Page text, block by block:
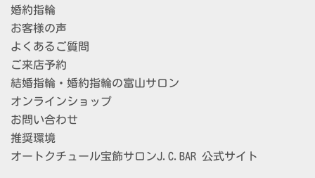
婚約指輪
お客様の声
よくあるご質問
ご来店予約
結婚指輪・婚約指輪の富山サロン
オンラインショップ
お問い合わせ
推奨環境
オートクチュール宝飾サロンJ.C.BAR 公式サイト